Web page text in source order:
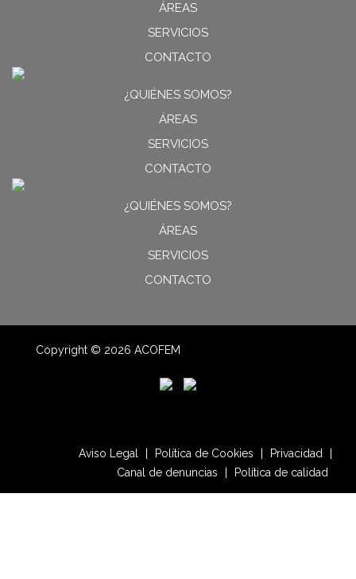
ÁREAS
SERVICIOS
CONTACTO
¿QUIÉNES SOMOS?
ÁREAS
SERVICIOS
CONTACTO
¿QUIÉNES SOMOS?
ÁREAS
SERVICIOS
CONTACTO
Copyright © 2026 ACOFEM
Aviso Legal Política de Cookies Privacidad
Canal de denuncias
Política de calidad